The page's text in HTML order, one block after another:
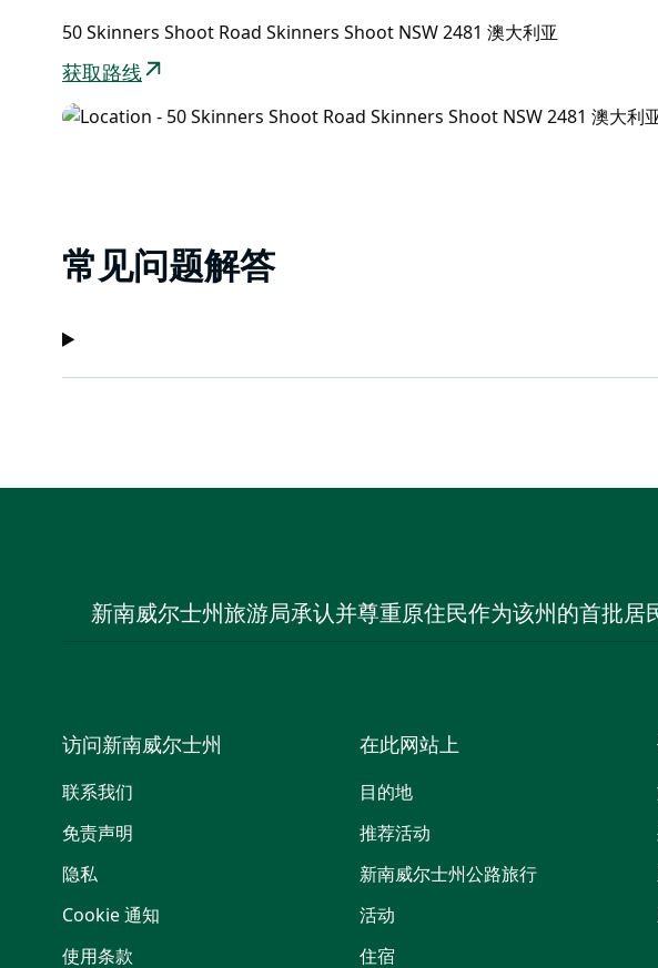
50 Skinners Shoot Road Skinners Shoot NSW 2481 澳大利亚
获取路线
常见问题解答
新南威尔士州旅游局承认并尊重原住民作为该州的首批
访问新南威尔士州
联系我们
免责声明
隐私
Cookie 通知
使用条款
在此网站上
目的地
推荐活动
新南威尔士州公路旅行
活动
住宿